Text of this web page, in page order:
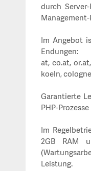
durch
Im Angebot
Endungen:
at, co.at,
koeln,
Garantierte
PHP-
Im
2GB RAM
Leistung.